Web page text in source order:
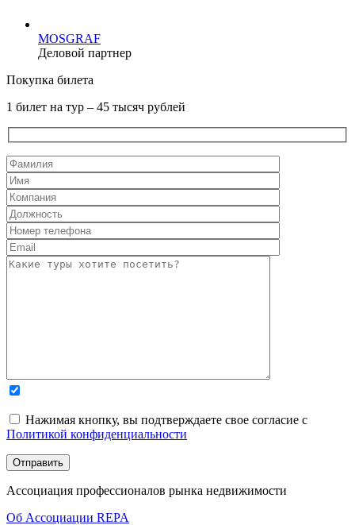
MOSGRAF
Деловой партнер
Покупка билета
1 билет на тур – 45 тысяч рублей
Нажимая кнопку, вы подтверждаете свое согласие с
Политикой конфиденциальности
Ассоциация профессионалов рынка недвижимости
Об Ассоциации REPA